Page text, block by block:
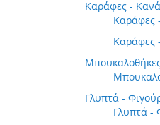
Καράφες -
Καράφες
Καράφες
Γλυπτά -
Γλυπτά -